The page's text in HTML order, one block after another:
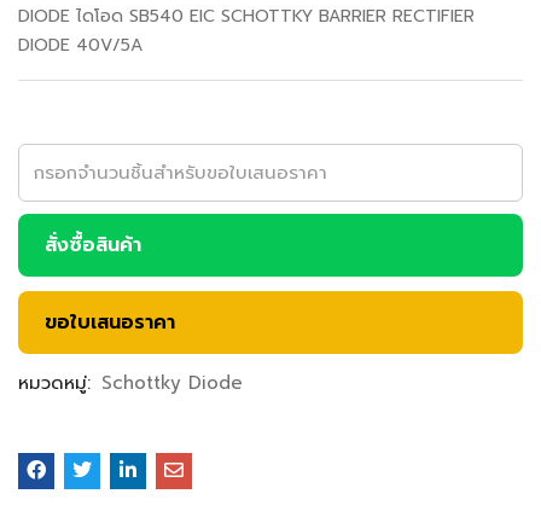
DIODE ไดโอด SB540 EIC SCHOTTKY BARRIER RECTIFIER
DIODE 40V/5A
สั่งซื้อสินค้า
ขอใบเสนอราคา
หมวดหมู่: Schottky Diode